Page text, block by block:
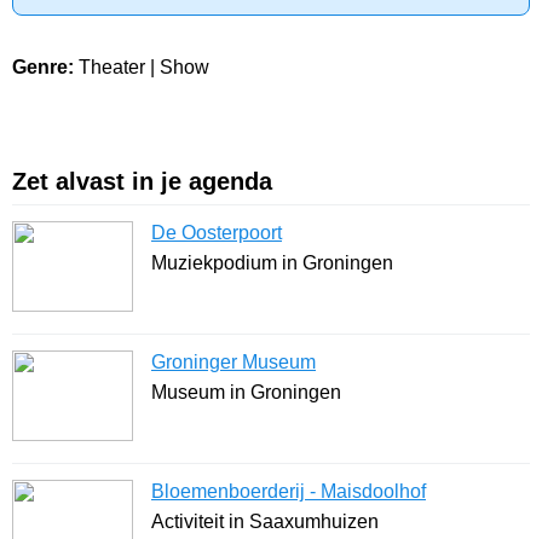
Genre: Theater | Show
Zet alvast in je agenda
De Oosterpoort
Muziekpodium in Groningen
Groninger Museum
Museum in Groningen
Bloemenboerderij - Maisdoolhof
Activiteit in Saaxumhuizen